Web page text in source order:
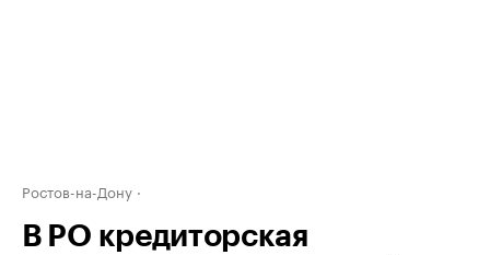
Ростов-на-Дону
В РО кредиторская